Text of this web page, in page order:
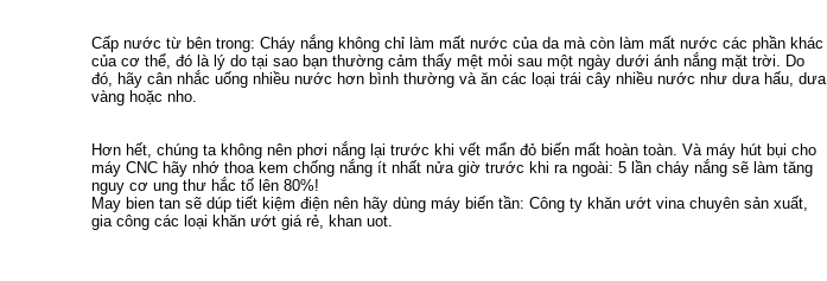
Cấp nước từ bên trong: Cháy nắng không chỉ làm mất nước của da mà còn làm mất nước các phần khác
của cơ thể, đó là lý do tại sao bạn thường cảm thấy mệt mỏi sau một ngày dưới ánh nắng mặt trời. Do
đó, hãy cân nhắc uống nhiều nước hơn bình thường và ăn các loại trái cây nhiều nước như dưa hấu, dưa
vàng hoặc nho.
Hơn hết, chúng ta không nên phơi nắng lại trước khi vết mẩn đỏ biến mất hoàn toàn. Và máy hút bụi cho
máy CNC hãy nhớ thoa kem chống nắng ít nhất nửa giờ trước khi ra ngoài: 5 lần cháy nắng sẽ làm tăng
nguy cơ ung thư hắc tố lên 80%!
May bien tan sẽ dúp tiết kiệm điện nên hãy dùng máy biến tần: Công ty khăn ướt vina chuyên sản xuất,
gia công các loại khăn ướt giá rẻ khan uot